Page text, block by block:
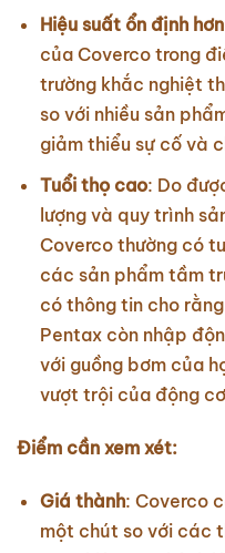
Hiệu suất ổn định hơn
của Coverco trong
trường khắc nghiệt
so với nhiều sản
giảm thiểu sự cố và
Tuổi thọ cao: Do
lượng và quy trình
Coverco thường có
các sản phẩm tầm
có thông tin cho
Pentax còn nhập
với guồng bơm của
vượt trội của động
Điểm cần xem xét:
Giá thành: Coverco
một chút so với các